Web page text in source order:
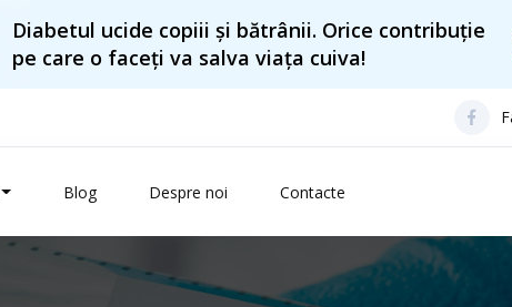
Diabetul ucide copiii și bătrânii. Orice contribuție
pe care o faceți va salva viața cuiva!
Blog Despre noi Contacte